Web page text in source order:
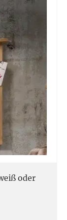
oder